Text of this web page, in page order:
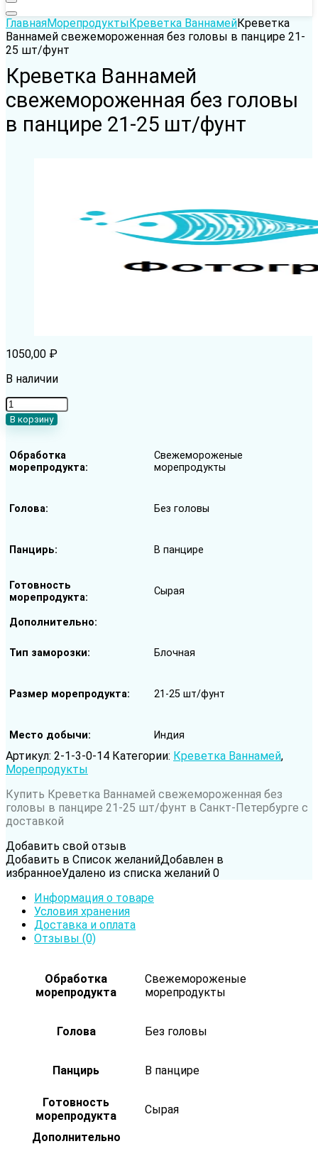
ГлавнаяМорепродуктыКреветка ВаннамейКреветка
Ваннамей свежемороженная без головы в панцире 21-
25 шт/фунт
Креветка Ваннамей
свежемороженная без головы
в панцире 21-25 шт/фунт
1050,00 ₽
В наличии
Количество
товара
Креветка
свежемороженная
без
панцире
шт/
В корзину
Обработка
морепродукта
Свежемороженые
морепродукты
Голова Без головы
Панцирь В панцире
Готовность
морепродукта
Сырая
Дополнительно
Тип заморозки Блочная
Размер морепродукта 21-25 шт/фунт
Место добычи Индия
Артикул: 2-1-3-0-14 Категории: Креветка Ваннамей,
Морепродукты
Купить Креветка Ваннамей свежемороженная без
головы в панцире 21-25 шт/фунт в Санкт-Петербурге с
доставкой
Добавить свой отзыв
Добавить в Список желанийДобавлен в
избранноеУдалено из списка желаний 0
Информация о товаре
Условия хранения
Доставка и оплата
Отзывы (0)
Обработка
морепродукта
Свежемороженые
морепродукты
Голова Без головы
Панцирь В панцире
Готовность
морепродукта
Сырая
Дополнительно